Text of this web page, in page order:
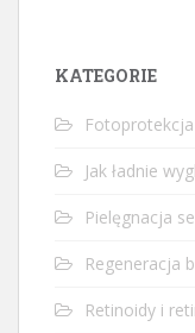
KATEGORIE
Fotoprotekcja
Jak ładnie
Pielęgnacja
Regeneracja
Retinoidy i